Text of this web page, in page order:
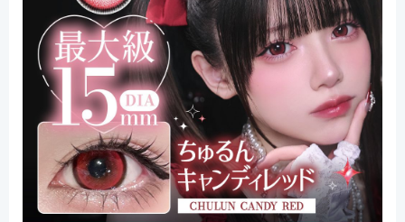
隱
眼
鏡
量